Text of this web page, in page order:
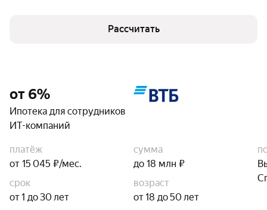
Рассчитать
от 6%
Ипотека для сотрудников
ИТ-компаний
платёж
от 15 045 ₽/мес.
сумма
до 18 млн ₽
срок
от 1 до 30 лет
возраст
от 18 до 50 лет